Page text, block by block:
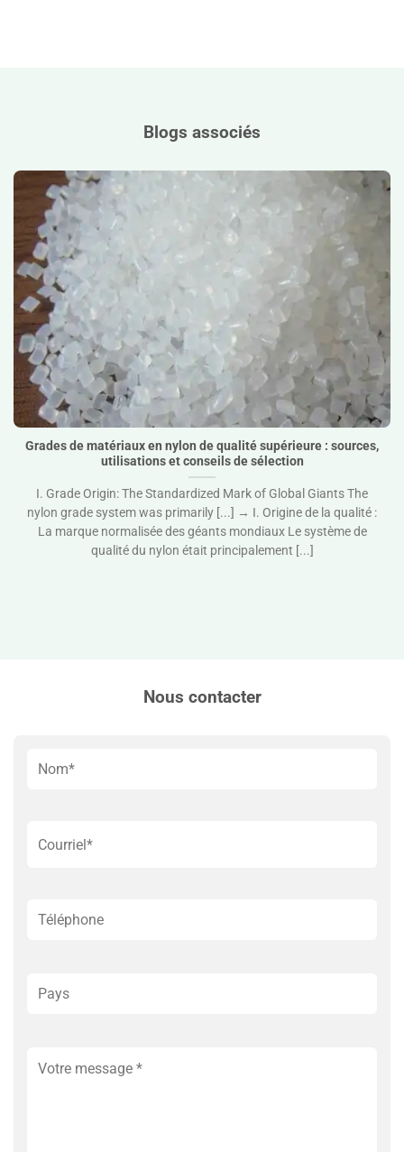
Blogs associés
Grades de matériaux en nylon de qualité supérieure :
sources, utilisations et conseils de sélection">
Grades de matériaux en nylon de qualité supérieure : sources,
utilisations et conseils de sélection
I. Grade Origin: The Standardized Mark of Global Giants The
nylon grade system was primarily [...] → I. Origine de la qualité :
La marque normalisée des géants mondiaux Le système de
qualité du nylon était principalement [...]
Nous contacter